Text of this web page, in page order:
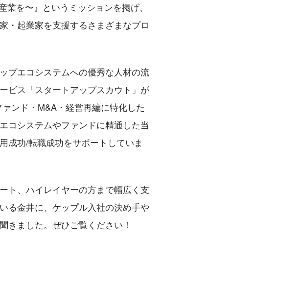
を〜』というミッションを掲げ、
・起業家を支援するさまざまなプロ
プエコシステムへの優秀な人材の流
ビス「スタートアップスカウト」が
ンド・M&A・経営再編に特化した
コシステムやファンドに精通した当
成功/転職成功をサポートしていま
ト、ハイレイヤーの方まで幅広く支
る金井に、ケップル入社の決め手や
きました。ぜひご覧ください！